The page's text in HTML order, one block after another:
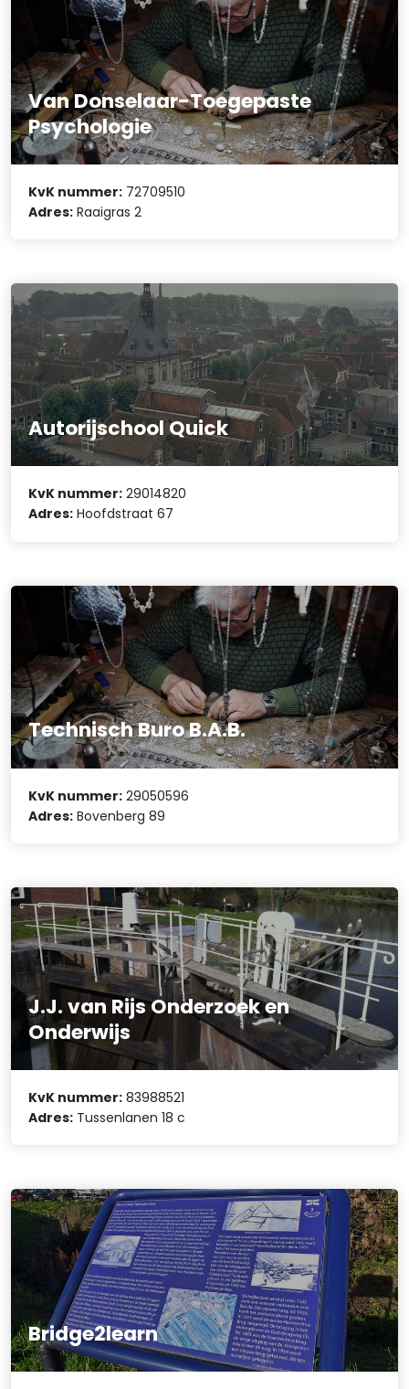
Van Donselaar-Toegepaste
Psychologie
KvK nummer: 72709510
Adres: Raaigras 2
Autorijschool Quick
KvK nummer: 29014820
Adres: Hoofdstraat 67
Technisch Buro B.A.B.
KvK nummer: 29050596
Adres: Bovenberg 89
J.J. van Rijs Onderzoek en
Onderwijs
KvK nummer: 83988521
Adres: Tussenlanen 18 c
Bridge2learn